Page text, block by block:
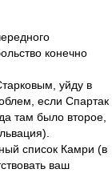
конечно
уйду в
если Спартак
там было второе,
список Камри (в
ваш